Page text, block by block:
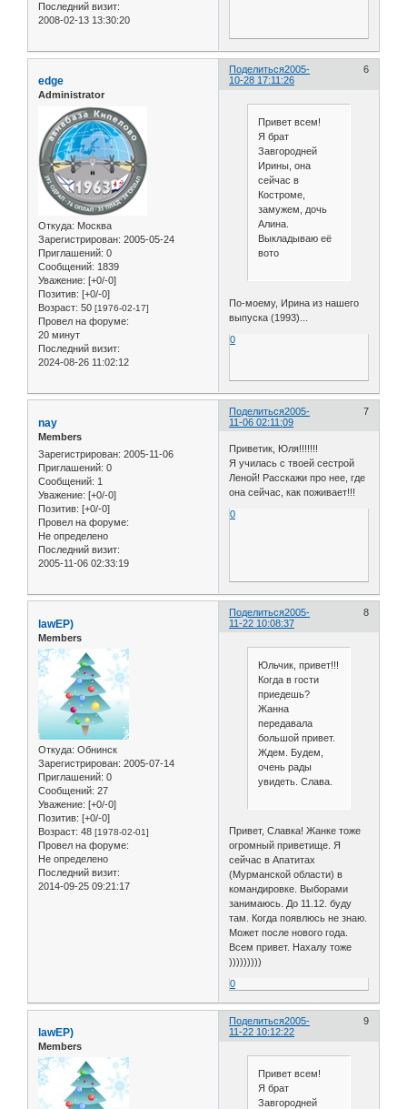
Последний визит:
2008-02-13 13:30:20
Поделиться 6
2005-
10-28 17:11:26
edge
Administrator
Откуда: Москва
Зарегистрирован: 2005-05-24
Приглашений: 0
Сообщений: 1839
Уважение: [+0/-0]
Позитив: [+0/-0]
Возраст: 50 [1976-02-17]
Провел на форуме:
20 минут
Последний визит:
2024-08-26 11:02:12
Привет всем!
Я брат
Завгородней
Ирины, она
сейчас в
Костроме,
замужем, дочь
Алина.
Выкладываю её
вото
По-моему, Ирина из нашего
выпуска (1993)...
0
Поделиться 7
2005-
11-06 02:11:09
nay
Members
Зарегистрирован: 2005-11-06
Приглашений: 0
Сообщений: 1
Уважение: [+0/-0]
Позитив: [+0/-0]
Провел на форуме:
Не определено
Последний визит:
2005-11-06 02:33:19
Приветик, Юля!!!!!!!
Я училась с твоей сестрой
Леной! Расскажи про нее, где
она сейчас, как поживает!!!
0
Поделиться 8
2005-
11-22 10:08:37
lawЕР)
Members
Откуда: Обнинск
Зарегистрирован: 2005-07-14
Приглашений: 0
Сообщений: 27
Уважение: [+0/-0]
Позитив: [+0/-0]
Возраст: 48 [1978-02-01]
Провел на форуме:
Не определено
Последний визит:
2014-09-25 09:21:17
Юльчик, привет!!!
Когда в гости
приедешь?
Жанна
передавала
большой привет.
Ждем. Будем,
очень рады
увидеть. Слава.
Привет, Славка! Жанке тоже
огромный приветище. Я
сейчас в Апатитах
(Мурманской области) в
командировке. Выборами
занимаюсь. До 11.12. буду
там. Когда появлюсь не знаю.
Может после нового года.
Всем привет. Нахалу тоже
)))))))))
0
Поделиться 9
2005-
11-22 10:12:22
lawЕР)
Members
Привет всем!
Я брат
Завгородней